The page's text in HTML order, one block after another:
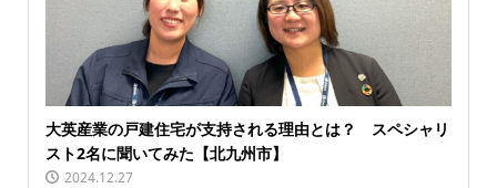
大英産業の戸建住宅が支持される理由とは？ スペシャリ
スト2名に聞いてみた【北九州市】
2024.12.27